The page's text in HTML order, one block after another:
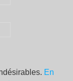
En